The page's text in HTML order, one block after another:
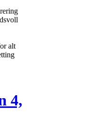
alt
4,
informasjon om hva vi kan